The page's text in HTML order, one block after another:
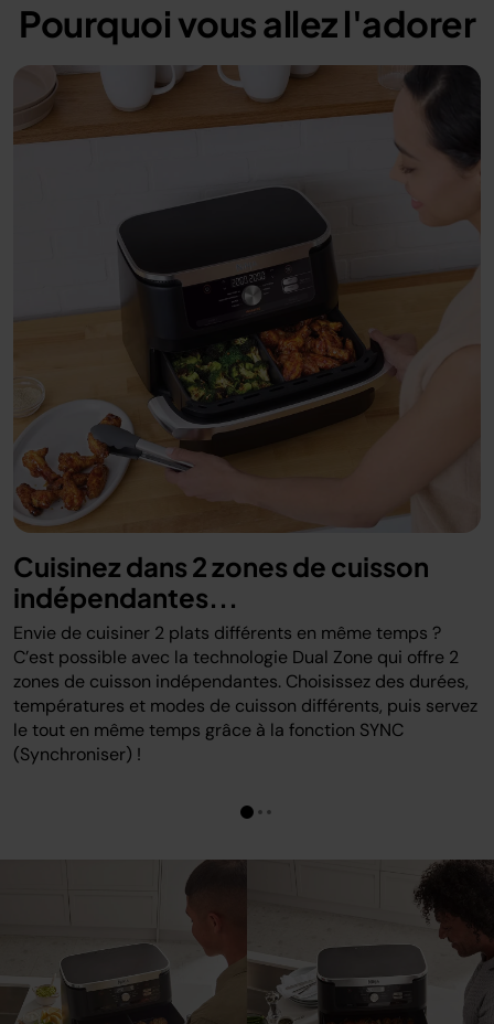
Pourquoi vous allez l'adorer
Cuisinez dans 2 zones de cuisson
indépendantes...
Envie de cuisiner 2 plats différents en même temps ?
C’est possible avec la technologie Dual Zone qui offre 2
zones de cuisson indépendantes. Choisissez des durées,
températures et modes de cuisson différents, puis servez
le tout en même temps grâce à la fonction SYNC
(Synchroniser) !